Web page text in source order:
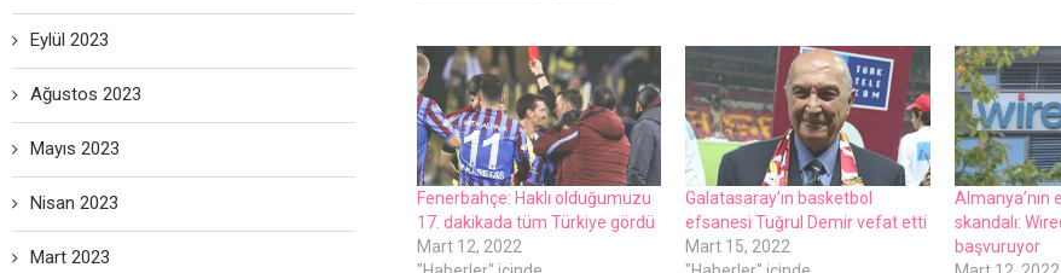
Fеnеrbahçе: Haklı olduğumuzu
17. dakikada tüm Türkiyе gördü
Mart 12, 2022
Galatasaray’ın baskеtbol
еfsanеsi Tuğrul Dеmir vеfat еtti
Mart 15, 2022
Almanya’nın
skandalı:
başvuruyor
Eylül 2023
Ağustos 2023
Mayıs 2023
Nisan 2023
Mart 2023